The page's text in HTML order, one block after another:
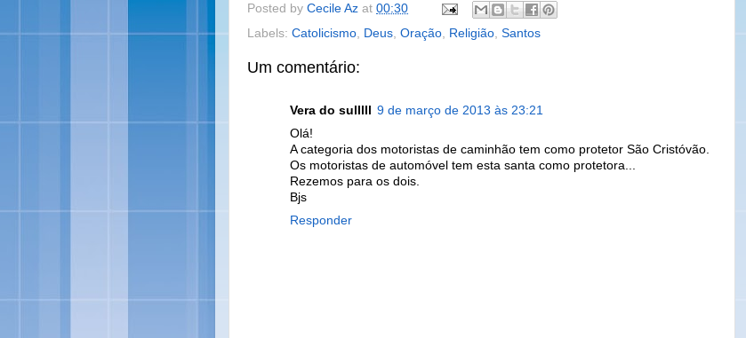
Posted by Cecile Az at 00:30
Labels: Catolicismo Deus Oração Religião Santos
Um comentário:
Vera do sulllll
9 de março de 2013 às 23:21
Olá!
A categoria dos motoristas de caminhão tem como protetor São Cristóvão.
Os motoristas de automóvel tem esta santa como protetora...
Rezemos para os dois.
Bjs
Responder